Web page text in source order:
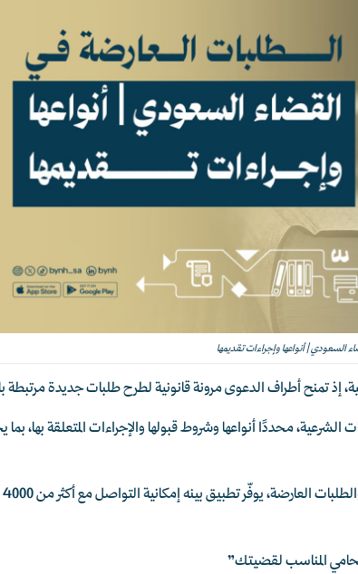
السعودي | أنواعها وإجراءات تقديمها
إذ تمنح أطراف الدعوى مرونة قانونية لطرح طلبات جديدة مرتبطة
محددًا أنواعها وشروط قبولها والإجراءات المتعلقة بها،
المناسب لقضيتك”